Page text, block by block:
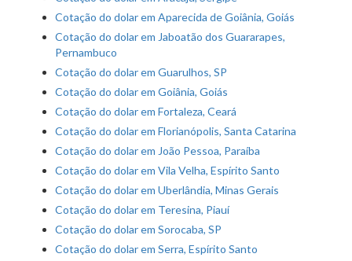
Cotação do dolar em Aparecida de Goiânia, Goiás
Cotação do dolar em Jaboatão dos Guararapes,
Pernambuco
Cotação do dolar em Guarulhos, SP
Cotação do dolar em Goiânia, Goiás
Cotação do dolar em Fortaleza, Ceará
Cotação do dolar em Florianópolis, Santa Catarina
Cotação do dolar em João Pessoa, Paraíba
Cotação do dolar em Vila Velha, Espírito Santo
Cotação do dolar em Uberlândia, Minas Gerais
Cotação do dolar em Teresina, Piauí
Cotação do dolar em Sorocaba, SP
Cotação do dolar em Serra, Espírito Santo